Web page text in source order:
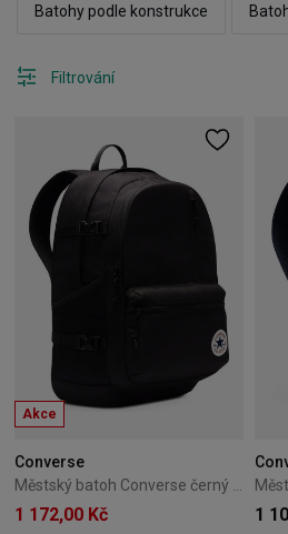
Batohy podle konstrukce
Filtrování
Akce
Converse
1 172,00 Kč 1